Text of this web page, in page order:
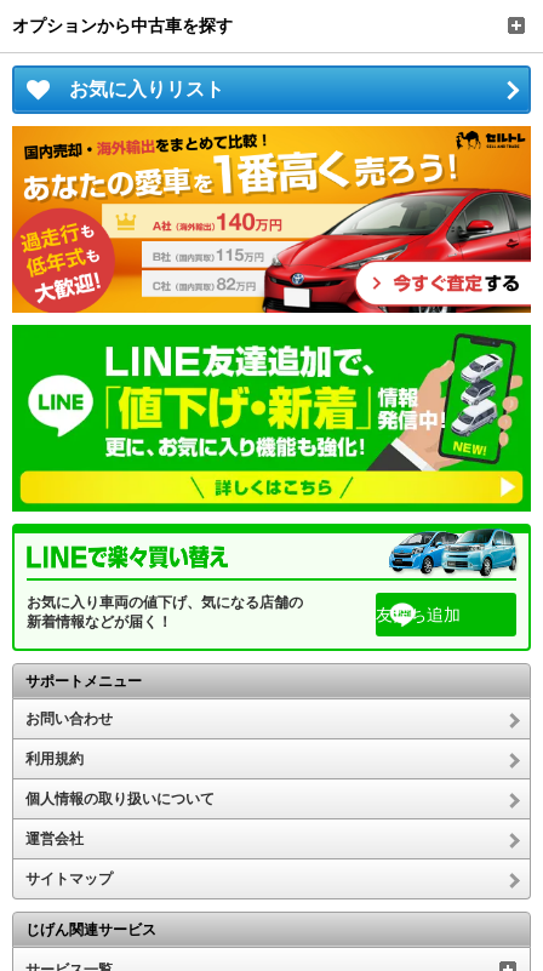
オプションから中古車を探す
お気に入りリスト
お気に入り車両の値下げ、気になる店舗の
新着情報などが届く！
友だち追加
サポートメニュー
お問い合わせ
利用規約
個人情報の取り扱いについて
運営会社
サイトマップ
じげん関連サービス